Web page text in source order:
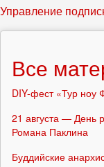
Управление
Все
DIY-фест «Тур ноу
21 августа — День
Романа Паклина
Буддийские